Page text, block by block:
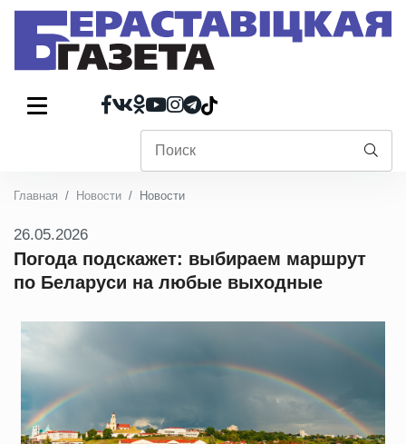
Главная Новости Новости
26.05.2026
Погода подскажет: выбираем маршрут
по Беларуси на любые выходные